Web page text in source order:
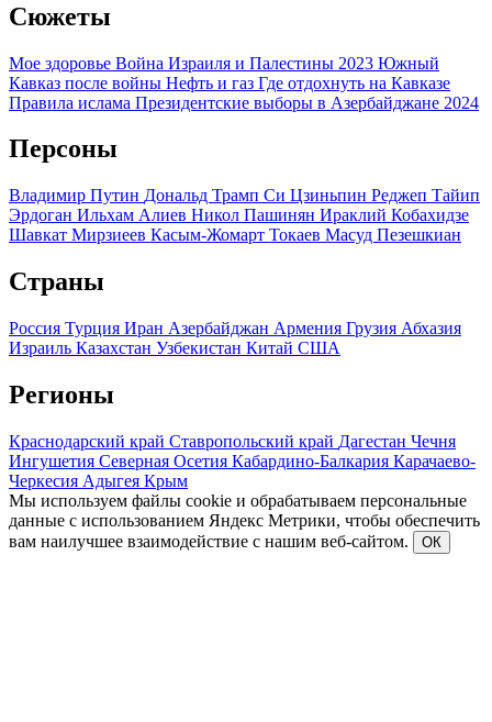
Сюжеты
Мое здоровье Война Израиля и Палестины 2023 Южный
Кавказ после войны Нефть и газ Где отдохнуть на Кавказе
Правила ислама Президентские выборы в Азербайджане 2024
Персоны
Владимир Путин Дональд Трамп Си Цзиньпин Реджеп Тайип
Эрдоган Ильхам Алиев Никол Пашинян Ираклий Кобахидзе
Шавкат Мирзиеев Касым-Жомарт Токаев Масуд Пезешкиан
Страны
Россия Турция Иран Азербайджан Армения Грузия Абхазия
Израиль Казахстан Узбекистан Китай США
Регионы
Краснодарский край Ставропольский край Дагестан Чечня
Ингушетия Северная Осетия Кабардино-Балкария Карачаево-
Черкесия Адыгея Крым
Мы используем файлы cookie и обрабатываем персональные
данные с использованием Яндекс Метрики, чтобы обеспечить
вам наилучшее взаимодействие с нашим веб-сайтом.
ОК